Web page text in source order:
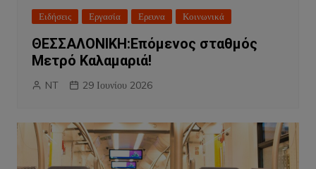
Ειδήσεις Εργασία Ερευνα Κοινωνικά
ΘΕΣΣΑΛΟΝΙΚΗ:Επόμενος σταθμός
Μετρό Καλαμαριά!
NT 29 Ιουνίου 2026